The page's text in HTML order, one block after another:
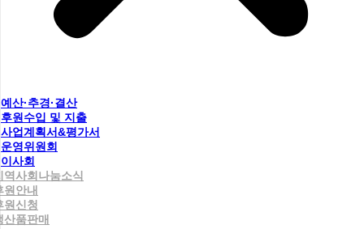
예산·추경·결산
후원수입 및 지출
사업계획서&평가서
운영위원회
이사회
역사회나눔소식
원안내
원신청
산품판매